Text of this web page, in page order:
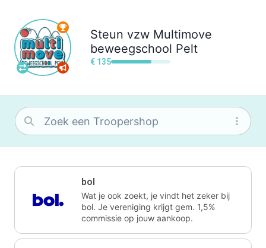
Steun vzw Multimove
beweegschool Pelt
€ 135
bol
Wat je ook zoekt, je vindt het zeker bij
bol. Je vereniging krijgt gem. 1,5%
commissie op jouw aankoop.